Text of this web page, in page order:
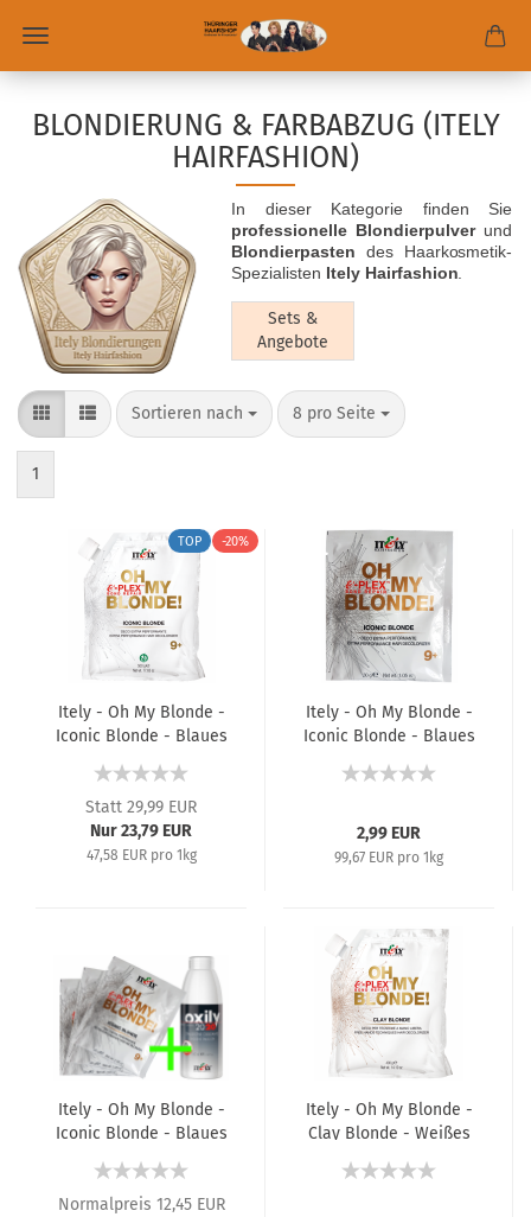
BLONDIERUNG & FARBABZUG (ITELY
HAIRFASHION)
In dieser Kategorie finden Sie
professionelle Blondierpulverund
Blondierpasten des Haarkosmetik-
Spezialisten Itely Hairfashion
Sets &
Angebote
Sortieren nach 8 pro Seite
1
TOP -20%
Itely - Oh My Blonde -
Iconic Blonde - Blaues
Statt 29,99 EUR
Nur 23,79 EUR
47,58 EUR pro 1kg
Itely - Oh My Blonde -
Iconic Blonde - Blaues
2,99 EUR
99,67 EUR pro 1kg
Itely - Oh My Blonde -
Iconic Blonde - Blaues
Oxily Oxidations-
Emulsion - Oxydant /
Normalpreis 12,45 EUR
Itely - Oh My Blonde -
Clay Blonde - Weißes
Blondierpulver - 400 g